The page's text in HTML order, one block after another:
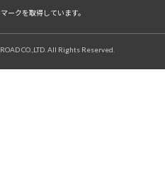
ークを取得しています。
CO.,LTD. All Rights Reserved.